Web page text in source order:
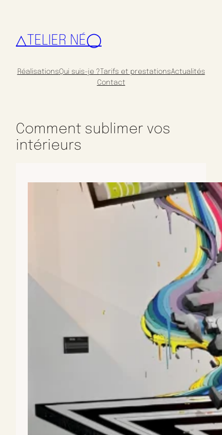
△TELIER NÉ◯
RéalisationsQui suis-je ? Tarifs et prestationsActualités
Contact
Comment sublimer vos
intérieurs